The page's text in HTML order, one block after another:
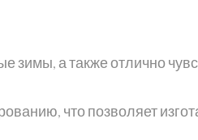
а также отлично
что позволяет